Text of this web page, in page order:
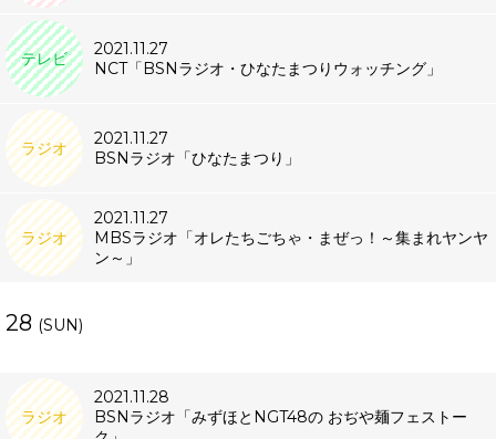
テレビ
2021.11.27
NCT「BSNラジオ・ひなたまつりウォッチング」
ラジオ
2021.11.27
BSNラジオ「ひなたまつり」
ラジオ
2021.11.27
MBSラジオ「オレたちごちゃ・まぜっ！～集まれヤンヤ
ン～」
28 (SUN)
ラジオ
2021.11.28
BSNラジオ「みずほとNGT48の おぢや麺フェストー